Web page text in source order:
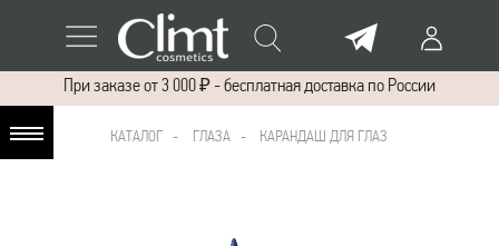
При заказе от 3 000 ₽ - бесплатная доставка по России
КАТАЛОГ - ГЛАЗА - КАРАНДАШ ДЛЯ ГЛАЗ